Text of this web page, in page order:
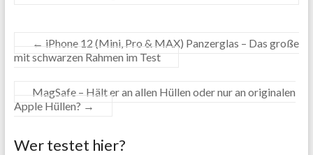
← iPhone 12 (Mini, Pro & MAX) Panzerglas – Das große
mit schwarzen Rahmen im Test
MagSafe – Hält er an allen Hüllen oder nur an originalen
Apple Hüllen? →
Wer testet hier?